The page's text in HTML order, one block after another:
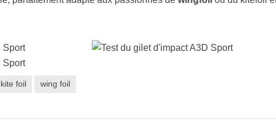
kite foil wing foil